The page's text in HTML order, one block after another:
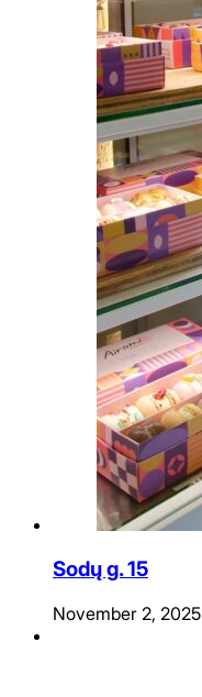
Sodų g. 15
November 2, 2025